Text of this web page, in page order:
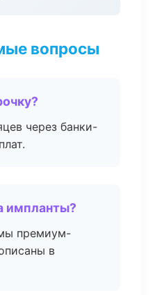
вопросы
через банки-
импланты?
премиум-
в